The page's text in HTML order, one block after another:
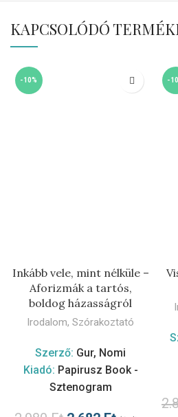
KAPCSOLÓDÓ
-10%
Inkább vele, mint nélküle –
Aforizmák a tartós,
boldog házasságról
Irodalom, Szórakoztató
Szerző: Gur, Nomi
Kiadó: Papirusz Book -
Sztenogram
-